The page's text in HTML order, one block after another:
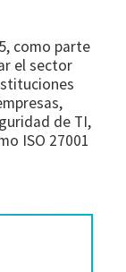
como parte
el sector
de TI,
ISO 27001